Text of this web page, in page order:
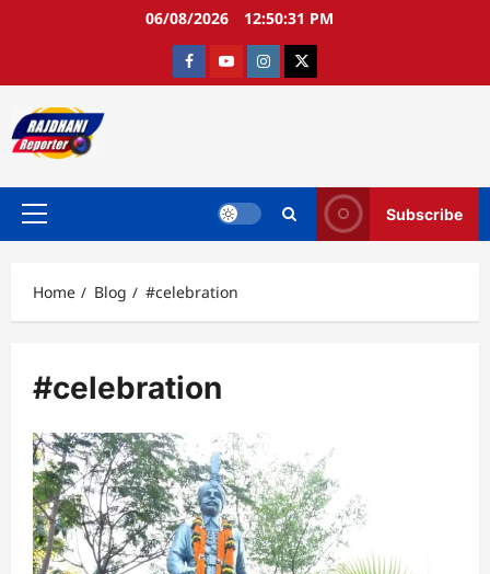
06/08/2026 12:50:31 PM
FacebookYoutubeInstagramtwitter
Primary
Subscribe
Home Blog #celebration
#celebration